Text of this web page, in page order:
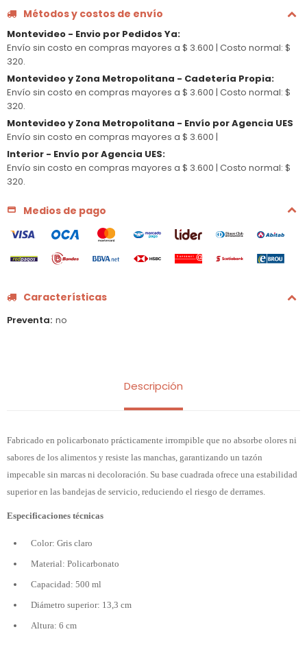
Métodos y costos de envío
Montevideo - Envio por Pedidos Ya:
Envío sin costo en compras mayores a $ 3.600 | Costo normal: $
320.
Montevideo y Zona Metropolitana - Cadetería Propia:
Envío sin costo en compras mayores a $ 3.600 | Costo normal: $
320.
Montevideo y Zona Metropolitana - Envío por Agencia UES
Envío sin costo en compras mayores a $ 3.600 |
Interior - Envío por Agencia UES:
Envío sin costo en compras mayores a $ 3.600 | Costo normal: $
320.
Medios de pago
Características
Preventa no
Descripción
Fabricado en policarbonato prácticamente irrompible que no absorbe olores ni
sabores de los alimentos y resiste las manchas, garantizando un tazón
impecable sin marcas ni decoloración. Su base cuadrada ofrece una estabilidad
superior en las bandejas de servicio, reduciendo el riesgo de derrames.
Especificaciones técnicas
Color: Gris claro
Material: Policarbonato
Capacidad: 500 ml
Diámetro superior: 13,3 cm
Altura: 6 cm